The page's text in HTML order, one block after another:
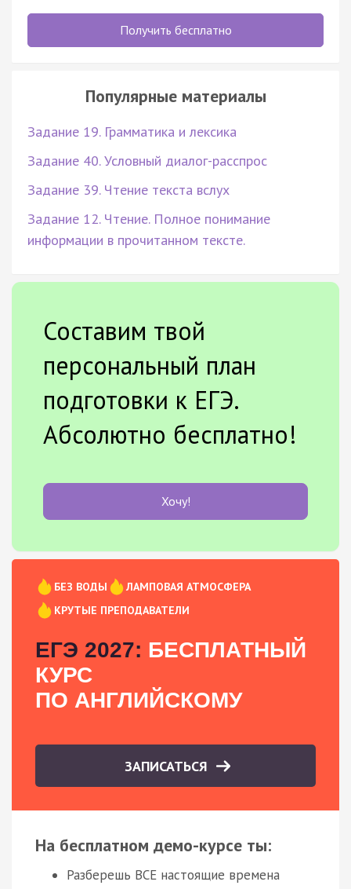
Получить бесплатно
Популярные материалы
Задание 19. Грамматика и лексика
Задание 40. Условный диалог-расспрос
Задание 39. Чтение текста вслух
Задание 12. Чтение. Полное понимание
информации в прочитанном тексте.
Составим твой
персональный план
подготовки к ЕГЭ.
Абсолютно бесплатно!
Хочу!
БЕЗ ВОДЫ
ЛАМПОВАЯ АТМОСФЕРА
КРУТЫЕ ПРЕПОДАВАТЕЛИ
ЕГЭ 2027: БЕСПЛАТНЫЙ
КУРС
ПО АНГЛИЙСКОМУ
ЗАПИСАТЬСЯ
На бесплатном демо-курсе ты:
Разберешь ВСЕ настоящие времена